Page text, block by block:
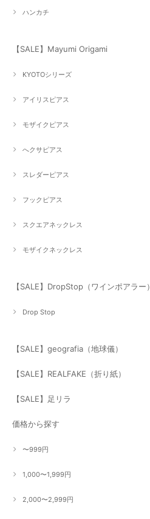
ハンカチ
【SALE】Mayumi Origami
KYOTOシリーズ
アイリスピアス
モザイクピアス
へクサピアス
スレダーピアス
フックピアス
スクエアネックレス
モザイクネックレス
【SALE】DropStop（ワインポアラー）
Drop Stop
【SALE】geografia（地球儀）
【SALE】REALFAKE（折り紙）
【SALE】足リラ
価格から探す
〜999円
1,000〜1,999円
2,000〜2,999円